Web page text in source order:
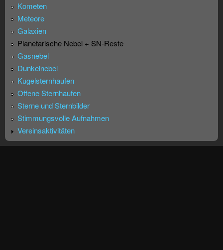
Kometen
Meteore
Galaxien
Planetarische Nebel + SN-Reste
Gasnebel
Dunkelnebel
Kugelsternhaufen
Offene Sternhaufen
Sterne und Sternbilder
Stimmungsvolle Aufnahmen
Vereinsaktivitäten